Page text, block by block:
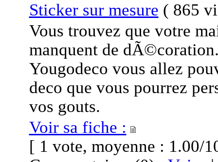
Sticker sur mesure ( 865
Vous trouvez que votre
manquent de
Yougodeco vous allez
deco que vous pourrez
vos gouts.
Voir sa fiche :
[ 1 vote, moyenne :